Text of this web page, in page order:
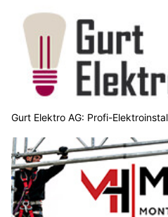
Gurt Elektro AG: Profi-